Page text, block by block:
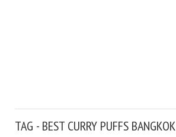
TAG - BEST CURRY PUFFS BANGKOK